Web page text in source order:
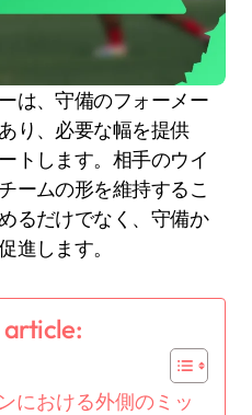
り、必要な幅を提供
トします。相手のウイ
ームの形を維持するこ
るだけでなく、守備か
進します。
article:
における外側のミッ